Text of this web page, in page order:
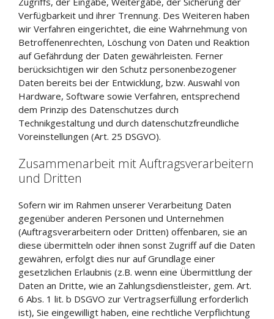
Verfügbarkeit und ihrer Trennung. Des Weiteren haben
wir Verfahren eingerichtet, die eine Wahrnehmung von
Betroffenenrechten, Löschung von Daten und Reaktion
auf Gefährdung der Daten gewährleisten. Ferner
berücksichtigen wir den Schutz personenbezogener
Daten bereits bei der Entwicklung, bzw. Auswahl von
Hardware, Software sowie Verfahren, entsprechend
dem Prinzip des Datenschutzes durch
Technikgestaltung und durch datenschutzfreundliche
Voreinstellungen (Art. 25 DSGVO).
Zusammenarbeit mit Auftragsverarbeitern
und Dritten
Sofern wir im Rahmen unserer Verarbeitung Daten
gegenüber anderen Personen und Unternehmen
(Auftragsverarbeitern oder Dritten) offenbaren, sie an
diese übermitteln oder ihnen sonst Zugriff auf die Daten
gewähren, erfolgt dies nur auf Grundlage einer
gesetzlichen Erlaubnis (z.B. wenn eine Übermittlung der
Daten an Dritte, wie an Zahlungsdienstleister, gem. Art.
6 Abs. 1 lit. b DSGVO zur Vertragserfüllung erforderlich
ist), Sie eingewilligt haben, eine rechtliche Verpflichtung